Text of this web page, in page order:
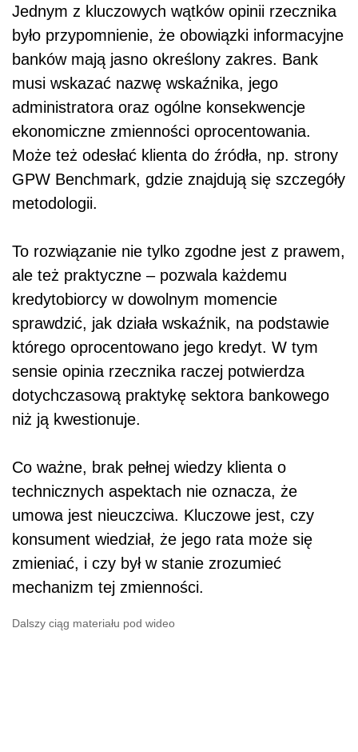
Jednym z kluczowych wątków opinii rzecznika
było przypomnienie, że obowiązki informacyjne
banków mają jasno określony zakres. Bank
musi wskazać nazwę wskaźnika, jego
administratora oraz ogólne konsekwencje
ekonomiczne zmienności oprocentowania.
Może też odesłać klienta do źródła, np. strony
GPW Benchmark, gdzie znajdują się szczegóły
metodologii.
To rozwiązanie nie tylko zgodne jest z prawem,
ale też praktyczne – pozwala każdemu
kredytobiorcy w dowolnym momencie
sprawdzić, jak działa wskaźnik, na podstawie
którego oprocentowano jego kredyt. W tym
sensie opinia rzecznika raczej potwierdza
dotychczasową praktykę sektora bankowego
niż ją kwestionuje.
Co ważne, brak pełnej wiedzy klienta o
technicznych aspektach nie oznacza, że
umowa jest nieuczciwa. Kluczowe jest, czy
konsument wiedział, że jego rata może się
zmieniać, i czy był w stanie zrozumieć
mechanizm tej zmienności.
Dalszy ciąg materiału pod wideo